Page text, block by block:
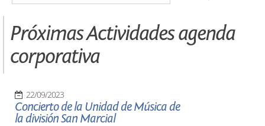
Próximas Actividades agenda
corporativa
22/09/2023
Concierto de la Unidad de Música de
la división San Marcial